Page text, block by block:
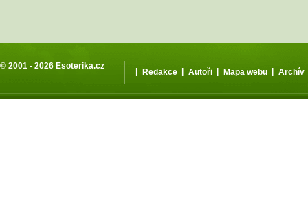
© 2001 - 2026 Esoterika.cz
| Redakce | Autoři | Mapa webu | Archív